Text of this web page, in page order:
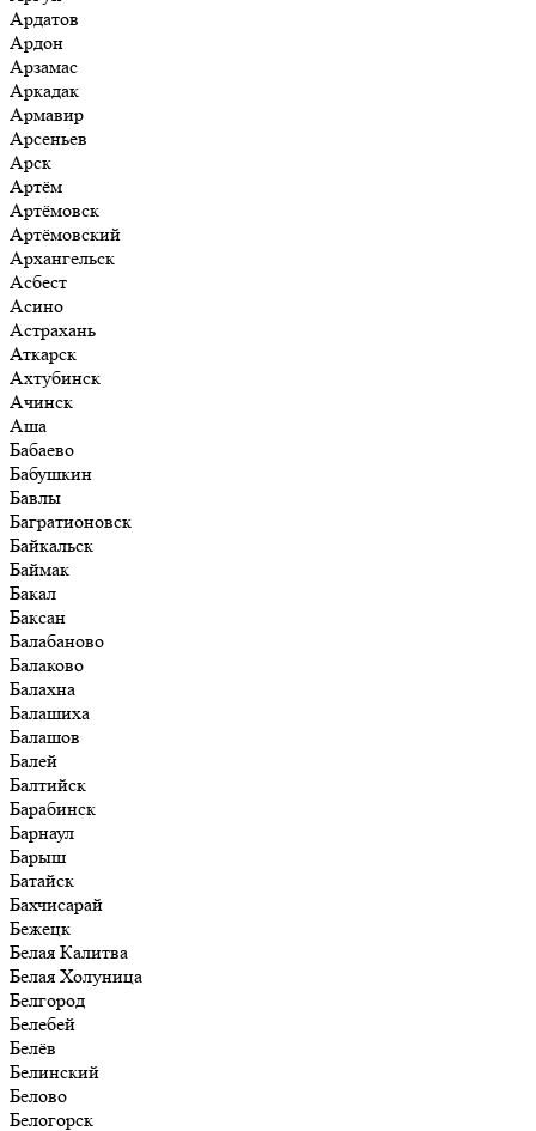
Ардатов
Ардон
Арзамас
Аркадак
Армавир
Арсеньев
Арск
Артём
Артёмовск
Артёмовский
Архангельск
Асбест
Асино
Астрахань
Аткарск
Ахтубинск
Ачинск
Аша
Бабаево
Бабушкин
Бавлы
Багратионовск
Байкальск
Баймак
Бакал
Баксан
Балабаново
Балаково
Балахна
Балашиха
Балашов
Балей
Балтийск
Барабинск
Барнаул
Барыш
Батайск
Бахчисарай
Бежецк
Белая Калитва
Белая Холуница
Белгород
Белебей
Белёв
Белинский
Белово
Белогорск